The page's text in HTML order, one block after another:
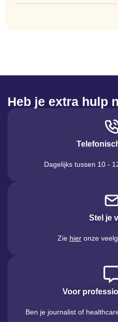
Heb je extra hulp
Dagelijks tussen 10 -
Stel je
Zie hieronze
Voor
Ben je journalist of